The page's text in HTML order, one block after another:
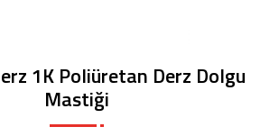
1K Poliüretan Derz Dolgu
Mastiği